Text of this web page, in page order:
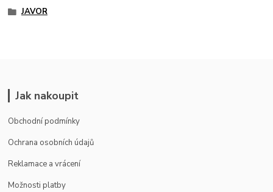
JAVOR
Jak nakoupit
Obchodní podmínky
Ochrana osobních údajů
Reklamace a vrácení
Možnosti platby